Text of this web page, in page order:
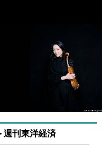
週刊東洋経済